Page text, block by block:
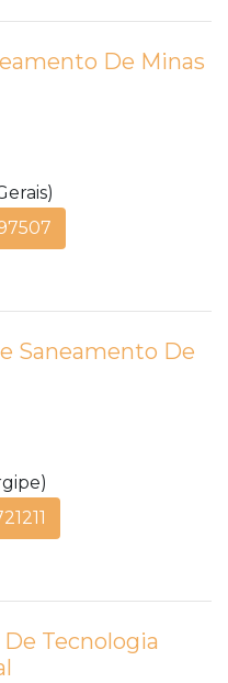
De Minas
Saneamento De
Tecnologia